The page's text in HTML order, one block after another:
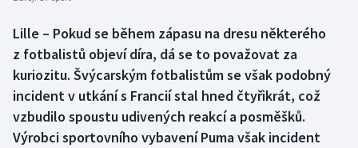
Boby a skeleton
Box
Curling
Lille – Pokud se během zápasu na dresu některého
z fotbalistů objeví díra, dá se to považovat za
kuriozitu. Švýcarským fotbalistům se však podobný
incident v utkání s Francií stal hned čtyřikrát, což
vzbudilo spoustu udivených reakcí a posměšků.
Výrobci sportovního vybavení Puma však incident